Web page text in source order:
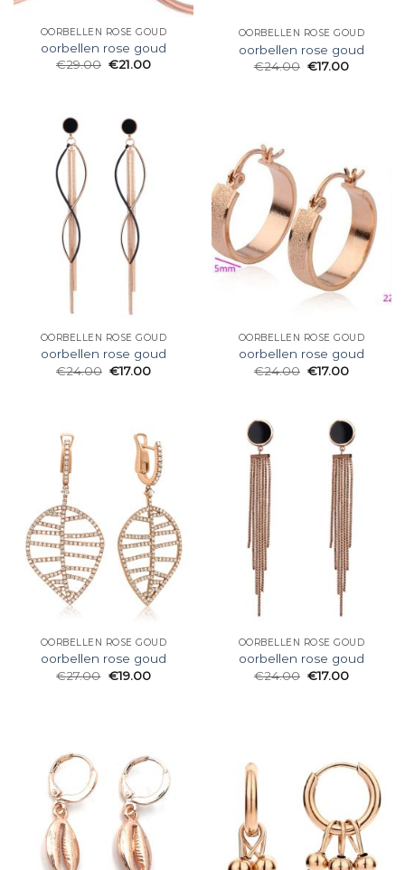
OORBELLEN ROSE GOUD
oorbellen rose goud
€29.00 €21.00
OORBELLEN ROSE GOUD
oorbellen rose goud
€24.00 €17.00
OORBELLEN ROSE GOUD
oorbellen rose goud
€24.00 €17.00
OORBELLEN ROSE GOUD
oorbellen rose goud
€24.00 €17.00
OORBELLEN ROSE GOUD
oorbellen rose goud
€27.00 €19.00
OORBELLEN ROSE GOUD
oorbellen rose goud
€24.00 €17.00